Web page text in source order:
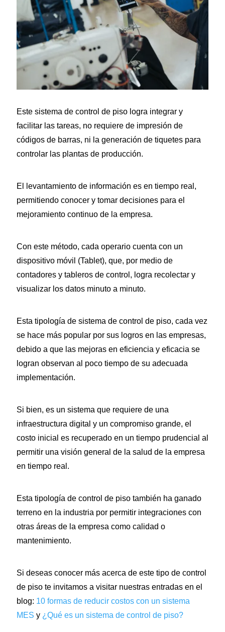
Este sistema de control de piso logra integrar y
facilitar las tareas, no requiere de impresión de
códigos de barras, ni la generación de tiquetes para
controlar las plantas de producción.
El levantamiento de información es en tiempo real,
permitiendo conocer y tomar decisiones para el
mejoramiento continuo de la empresa.
Con este método, cada operario cuenta con un
dispositivo móvil (Tablet), que, por medio de
contadores y tableros de control, logra recolectar y
visualizar los datos minuto a minuto.
Esta tipología de sistema de control de piso, cada vez
se hace más popular por sus logros en las empresas,
debido a que las mejoras en eficiencia y eficacia se
logran observan al poco tiempo de su adecuada
implementación.
Si bien, es un sistema que requiere de una
infraestructura digital y un compromiso grande, el
costo inicial es recuperado en un tiempo prudencial al
permitir una visión general de la salud de la empresa
en tiempo real.
Esta tipología de control de piso también ha ganado
terreno en la industria por permitir integraciones con
otras áreas de la empresa como calidad o
mantenimiento.
Si deseas conocer más acerca de este tipo de control
de piso te invitamos a visitar nuestras entradas en el
blog: 10 formas de reducir costos con un sistema
MES y ¿Qué es un sistema de control de piso?